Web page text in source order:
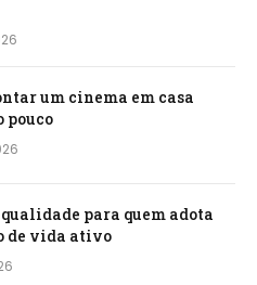
um cinema em casa
pouco
para quem adota
de vida ativo